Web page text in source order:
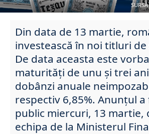
Din data de 13 martie,
investească în noi titluri de
De data aceasta este
maturități de unu și trei
dobânzi anuale
respectiv 6,85%. Anunțul
public miercuri, 13 martie,
echipa de la Ministerul